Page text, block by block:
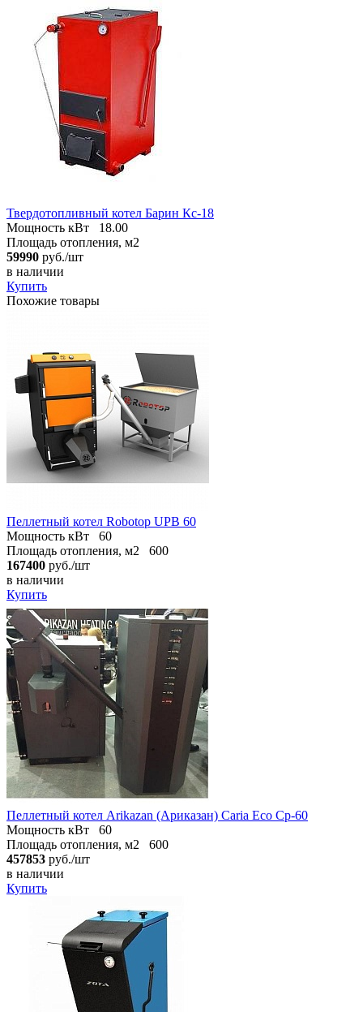
Твердотопливный котел Барин Кс-18
Мощность кВт
18.00
Площадь отопления, м2
59990 руб./шт
в наличии
Купить
Похожие товары
Пеллетный котел Robotop UPB 60
Мощность кВт
60
Площадь отопления, м2
600
167400 руб./шт
в наличии
Купить
Пеллетный котел Arikazan (Ариказан) Caria Eco Cp-60
Мощность кВт
60
Площадь отопления, м2
600
457853 руб./шт
в наличии
Купить